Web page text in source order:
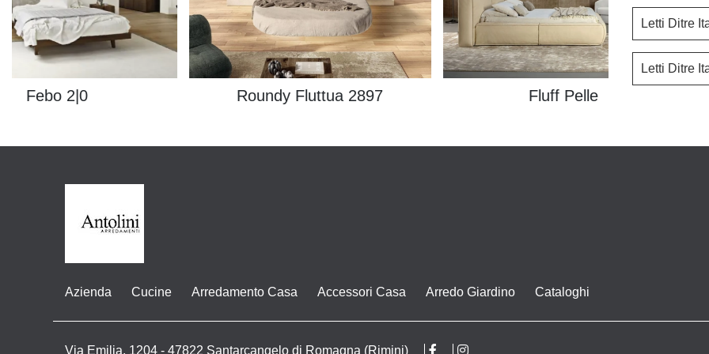
Febo 2|0 Roundy Fluttua 2897 Fluff Pelle
Letti Ditre
Letti Ditre
Azienda Cucine Arredamento Casa Accessori Casa Arredo Giardino Cataloghi
Via Emilia, 1204 - 47822 Santarcangelo di Romagna (Rimini)